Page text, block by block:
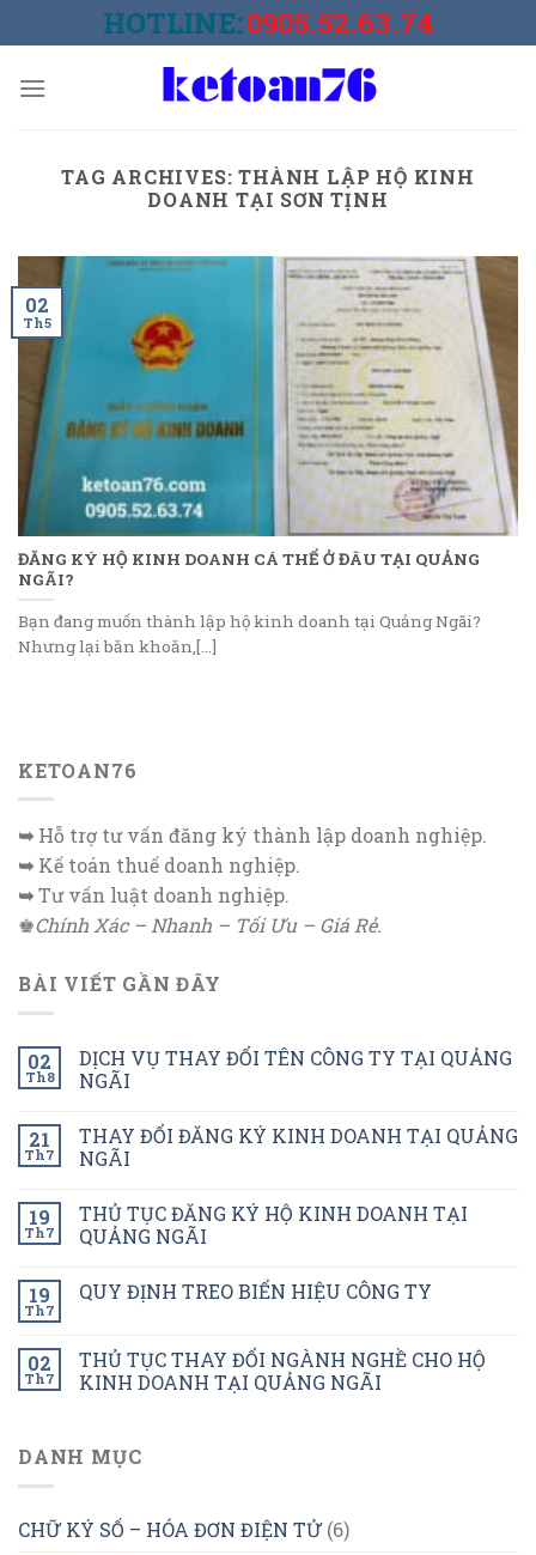
to
HOTLINE:0905.52.63.74
TAG ARCHIVES:THÀNH LẬP HỘ KINH
DOANH TẠI SƠN TỊNH
ĐĂNG KÝ HỘ KINH DOANH CÁ THỂ Ở ĐÂU TẠI QUẢNG
NGÃI?
Bạn đang muốn thành lập hộ kinh doanh tại Quảng Ngãi?
Nhưng lại băn khoăn,[...]
02
Th5
KETOAN76
➥Hỗ trợ tư vấn đăng ký thành lập doanh nghiệp.
➥Kế toán thuế doanh nghiệp.
➥Tư vấn luật doanh nghiệp.
♚Chính Xác – Nhanh – Tối Ưu – Giá Rẻ.
BÀI VIẾT GẦN ĐÂY
02
Th8
DỊCH VỤ THAY ĐỔI TÊN CÔNG TY TẠI QUẢNG
NGÃI
21
Th7
THAY ĐỔI ĐĂNG KÝ KINH DOANH TẠI QUẢNG
NGÃI
19
Th7
THỦ TỤC ĐĂNG KÝ HỘ KINH DOANH TẠI
QUẢNG NGÃI
19
Th7
QUY ĐỊNH TREO BIỂN HIỆU CÔNG TY
02
Th7
THỦ TỤC THAY ĐỔI NGÀNH NGHỀ CHO HỘ
KINH DOANH TẠI QUẢNG NGÃI
DANH MỤC
CHỮ KÝ SỐ – HÓA ĐƠN ĐIỆN TỬ(6)